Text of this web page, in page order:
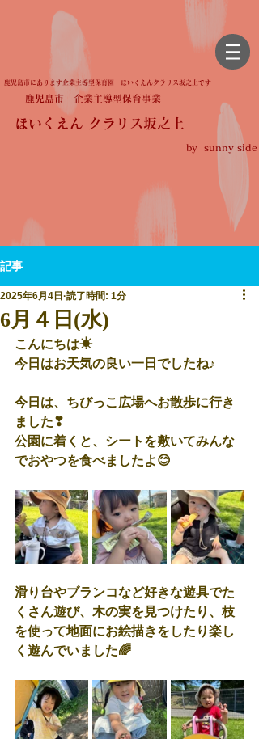
鹿児島市にあります企業主導型保育園 ほいくえんクラリス坂之上です
鹿児島市 企業主導型保育事業
ほいくえん クラリス坂之上
by sunny side
記事
6月４日(水)
2025年6月4日 読了時間: 1分
こんにちは☀
今日はお天気の良い一日でしたね♪
今日は、ちびっこ広場へお散歩に行き
ました❣
公園に着くと、シートを敷いてみんな
でおやつを食べましたよ😊
滑り台やブランコなど好きな遊具でた
くさん遊び、木の実を見つけたり、枝
を使って地面にお絵描きをしたり楽し
く遊んでいました🌈